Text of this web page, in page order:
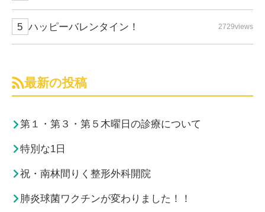
ハッピーバレンタイン！ 2729views
最新の投稿
第１・第３・第５木曜日の診療について
特別な1日
祝・南林間りく整形外科開院
肺炎球菌ワクチンが変わりました！！